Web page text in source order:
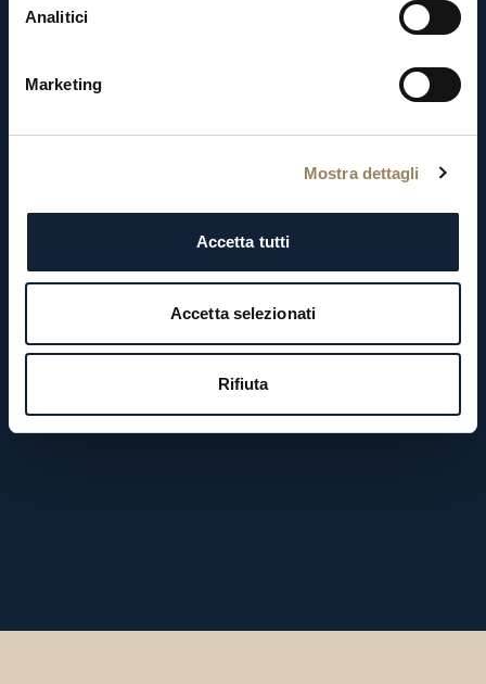
Analitici
Marketing
Mostra dettagli
Accetta tutti
Accetta selezionati
Rifiuta